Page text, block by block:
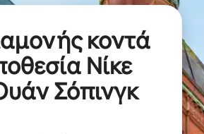
κοντά
Νίκε
Σόπινγκ